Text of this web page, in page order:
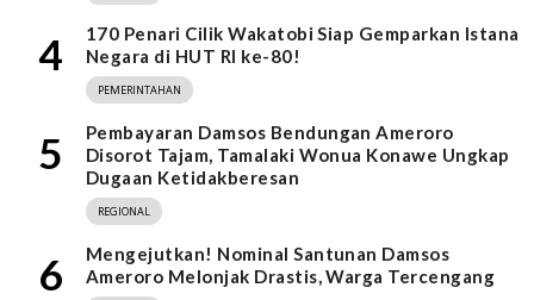
4
170 Penari Cilik Wakatobi Siap Gemparkan Istana
Negara di HUT RI ke-80!
PEMERINTAHAN
5
Pembayaran Damsos Bendungan Ameroro
Disorot Tajam, Tamalaki Wonua Konawe Ungkap
Dugaan Ketidakberesan
REGIONAL
6
Mengejutkan! Nominal Santunan Damsos
Ameroro Melonjak Drastis, Warga Tercengang